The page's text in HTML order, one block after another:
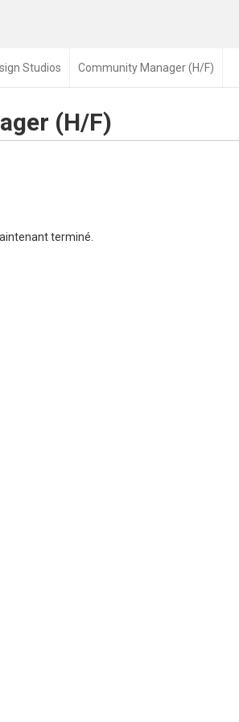
Studios Community Manager (H/F)
(H/F)
terminé.